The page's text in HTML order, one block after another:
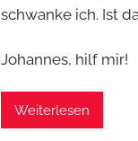
schwanke ich. Ist
Johannes, hilf mir!
Weiterlesen